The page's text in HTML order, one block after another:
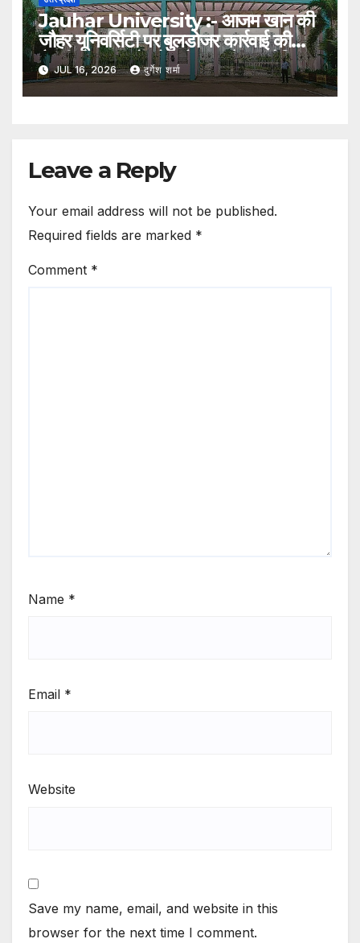
Jauhar University :- आजम खान की
जौहर यूनिवर्सिटी पर बुलडोजर कार्रवाई की
तैयारी, 38 भवनों को अवैध बताते हुए नोटिस
JUL 16, 2026 दुर्गेश शर्मा
Leave a Reply
Your email address will not be published.
Required fields are marked *
Comment *
Name *
Email *
Website
Save my name, email, and website in this
browser for the next time I comment.